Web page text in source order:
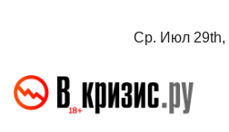
Ср. Июл 29th,